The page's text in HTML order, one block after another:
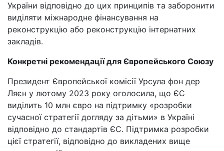
України відповідно до цих принципів та заборонити
виділяти міжнародне фінансування на
реконструкцію або реконструкцію інтернатних
закладів.
Конкретні рекомендації для Європейського Союзу
Президент Європейської комісії Урсула фон дер
Ляєн у лютому 2023 року оголосила, що ЄС
виділить 10 млн євро на підтримку «розробки
сучасної стратегії догляду за дітьми» в Україні
відповідно до стандартів ЄС. Підтримка розробки
цієї стратегії, відповідно до викладених вище